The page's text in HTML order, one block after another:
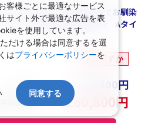
ングプラン】～夕食はCMでお馴染
ク付 ＜至然館＞和洋室52㎡ Aタイ
空室わずか
大人１名 円
本代金合計 260,800円
客様ごとに最適なサービス
サイト外で最適な広告を表
を使用しています。
だける場合は同意するを選
はプライバシーポリシーを
同意する